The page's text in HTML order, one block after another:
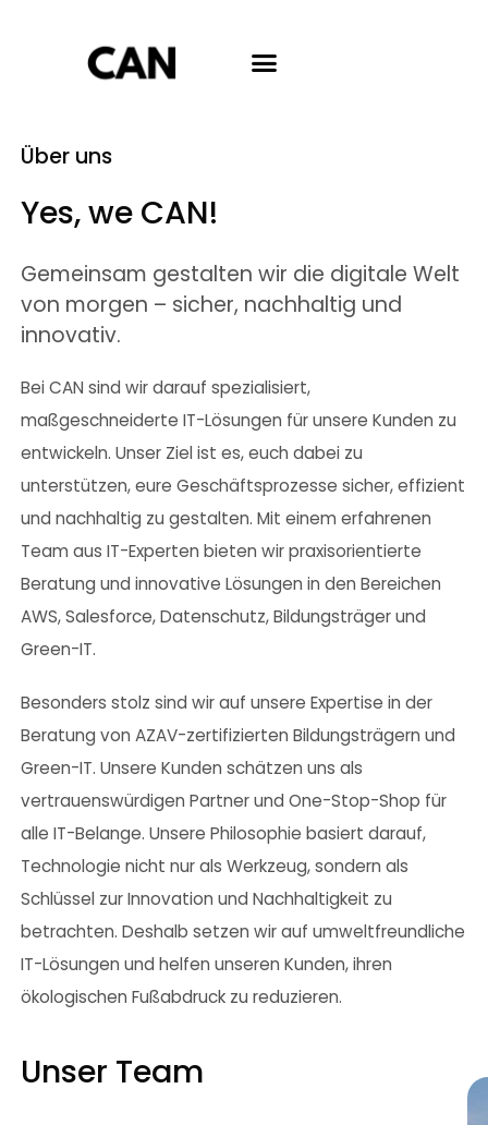
Über uns
Yes, we CAN!
Gemeinsam gestalten wir die digitale Welt
von morgen – sicher, nachhaltig und
innovativ.
Bei CAN sind wir darauf spezialisiert,
maßgeschneiderte IT-Lösungen für unsere Kunden zu
entwickeln. Unser Ziel ist es, euch dabei zu
unterstützen, eure Geschäftsprozesse sicher, effizient
und nachhaltig zu gestalten. Mit einem erfahrenen
Team aus IT-Experten bieten wir praxisorientierte
Beratung und innovative Lösungen in den Bereichen
AWS, Salesforce, Datenschutz, Bildungsträger und
Green-IT.
Besonders stolz sind wir auf unsere Expertise in der
Beratung von AZAV-zertifizierten Bildungsträgern und
Green-IT. Unsere Kunden schätzen uns als
vertrauenswürdigen Partner und One-Stop-Shop für
alle IT-Belange. Unsere Philosophie basiert darauf,
Technologie nicht nur als Werkzeug, sondern als
Schlüssel zur Innovation und Nachhaltigkeit zu
betrachten. Deshalb setzen wir auf umweltfreundliche
IT-Lösungen und helfen unseren Kunden, ihren
ökologischen Fußabdruck zu reduzieren.
Unser Team